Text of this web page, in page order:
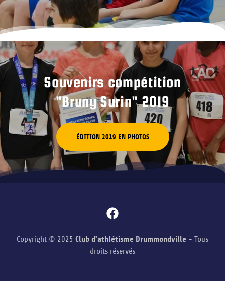
Souvenirs compétition
"Bruny Surin" 2019
ÉDITION 2019 EN PHOTOS
Copyright © 2025 Club d'athlétisme Drummondville - Tous
droits réservés